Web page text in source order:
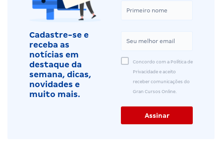
Cadastre-se e
receba as
notícias em
destaque da
semana, dicas,
novidades e
muito mais.
Concordo com a Política de
Privacidade e aceito
receber comunicações do
Gran Cursos Online.